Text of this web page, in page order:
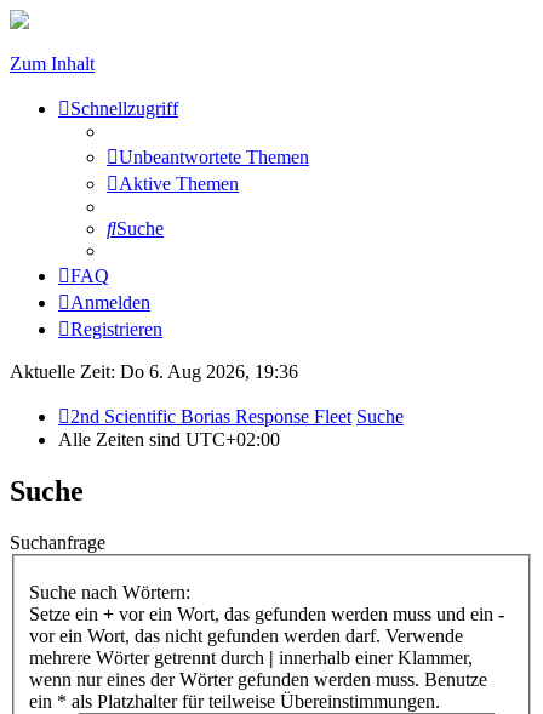
Zum Inhalt
Schnellzugriff
Unbeantwortete Themen
Aktive Themen
Suche
FAQ
Anmelden
Registrieren
Aktuelle Zeit: Do 6. Aug 2026, 19:36
2nd Scientific Borias Response Fleet Suche
Alle Zeiten sind UTC+02:00
Suche
Suchanfrage
Suche nach Wörtern:
Setze ein + vor ein Wort, das gefunden werden muss und ein -
vor ein Wort, das nicht gefunden werden darf. Verwende
mehrere Wörter getrennt durch | innerhalb einer Klammer,
wenn nur eines der Wörter gefunden werden muss. Benutze
ein * als Platzhalter für teilweise Übereinstimmungen.